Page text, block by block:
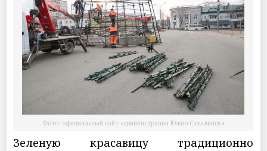
Фото: официальный сайт администрации Южно-Сахалинска
Зеленую красавицу традиционно